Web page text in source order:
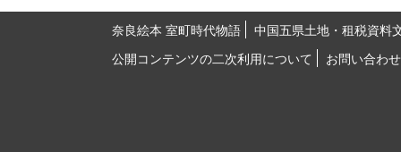
奈良絵本 室町時代物語
中国五県土地・租税資料
公開コンテンツの二次利用について
お問い合わせ